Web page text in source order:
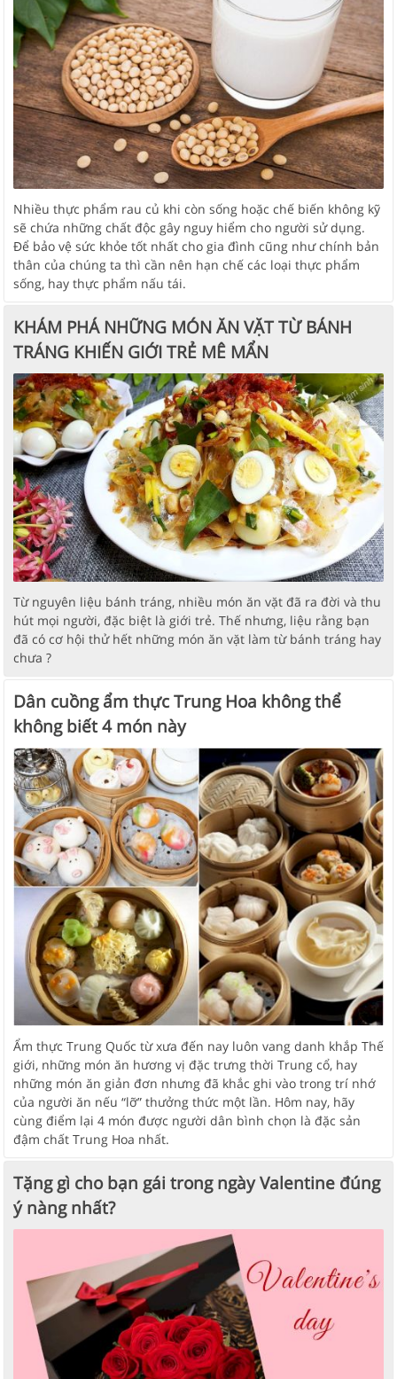
Nhiều thực phẩm rau củ khi còn sống hoặc chế biến không kỹ
sẽ chứa những chất độc gây nguy hiểm cho người sử dụng.
Để bảo vệ sức khỏe tốt nhất cho gia đình cũng như chính bản
thân của chúng ta thì cần nên hạn chế các loại thực phẩm
sống, hay thực phẩm nấu tái.
KHÁM PHÁ NHỮNG MÓN ĂN VẶT TỪ BÁNH
TRÁNG KHIẾN GIỚI TRẺ MÊ MẨN
Từ nguyên liệu bánh tráng, nhiều món ăn vặt đã ra đời và thu
hút mọi người, đặc biệt là giới trẻ. Thế nhưng, liệu rằng bạn
đã có cơ hội thử hết những món ăn vặt làm từ bánh tráng hay
chưa ?
Dân cuồng ẩm thực Trung Hoa không thể
không biết 4 món này
Ẩm thực Trung Quốc từ xưa đến nay luôn vang danh khắp Thế
giới, những món ăn hương vị đặc trưng thời Trung cổ, hay
những món ăn giản đơn nhưng đã khắc ghi vào trong trí nhớ
của người ăn nếu “lỡ” thưởng thức một lần. Hôm nay, hãy
cùng điểm lại 4 món được người dân bình chọn là đặc sản
đậm chất Trung Hoa nhất.
Tặng gì cho bạn gái trong ngày Valentine đúng
ý nàng nhất?